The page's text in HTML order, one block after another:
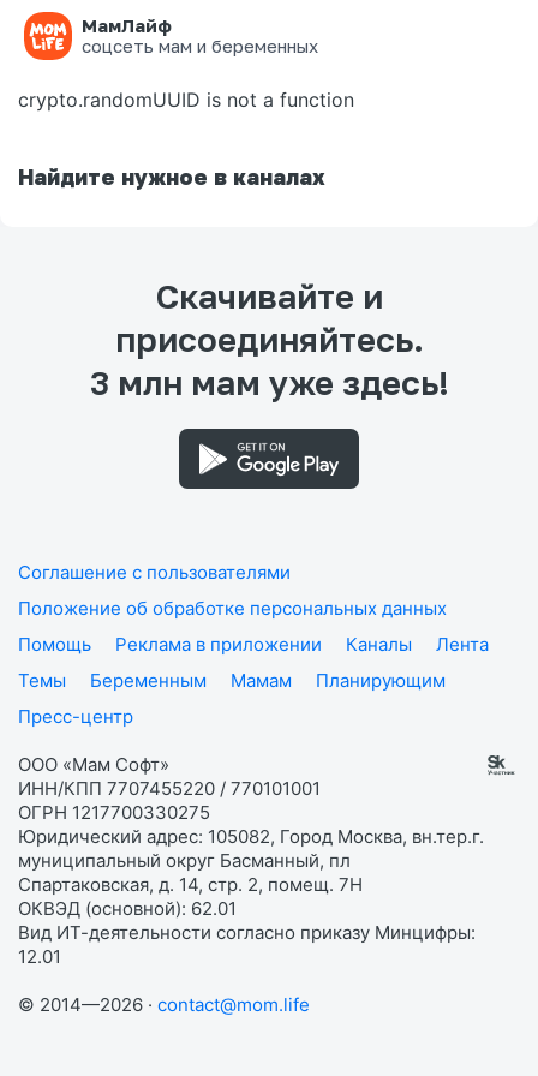
МамЛайф
соцсеть мам и беременных
Ошибка на странице
crypto.randomUUID is not a function
Найдите нужное в каналах
Скачивайте и
присоединяйтесь.
3 млн мам уже здесь!
Соглашение с пользователями
Положение об обработке персональных данных
Помощь
Реклама в приложении Каналы
Лента
Темы
Беременным Мамам
Планирующим
Пресс-центр
ООО «Мам Софт»
ИНН/КПП 7707455220 / 770101001
ОГРН 1217700330275
Юридический адрес: 105082, Город Москва, вн.тер.г.
муниципальный округ Басманный, пл
Спартаковская, д. 14, стр. 2, помещ. 7Н
ОКВЭД (основной): 62.01
Вид ИТ-деятельности согласно приказу Минцифры:
12.01
© 2014—2026 · contact@mom.life